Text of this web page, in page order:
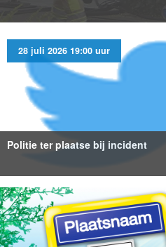
28 juli 2026 19:00 uur
Politie ter plaatse bij incident